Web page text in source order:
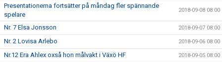
Presentationerna fortsätter på måndag fler spännande
spelare
2018-09-08 08:00
Nr. 7 Elsa Jonsson 2018-09-07 08:00
Nr. 2 Lovisa Arlebo 2018-09-06 08:00
Nr.12 Era Ahlex oxså hon målvakt i Växö HF 2018-09-05 08:00